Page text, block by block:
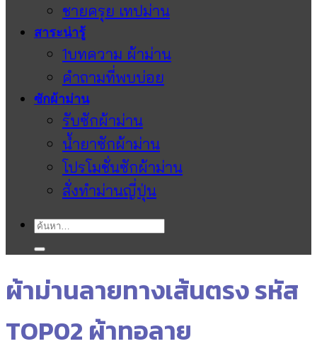
ชายครุย เทปม่าน
สาระน่ารู้
1บทความ ผ้าม่าน
คำถามที่พบบ่อย
ซักผ้าม่าน
รับซักผ้าม่าน
น้ำยาซักผ้าม่าน
โปรโมชั่นซักผ้าม่าน
สั่งทำม่านญี่ปุ่น
ค้นหา:
ผ้าม่านลายทางเส้นตรง รหัส
TOP02 ผ้าทอลาย